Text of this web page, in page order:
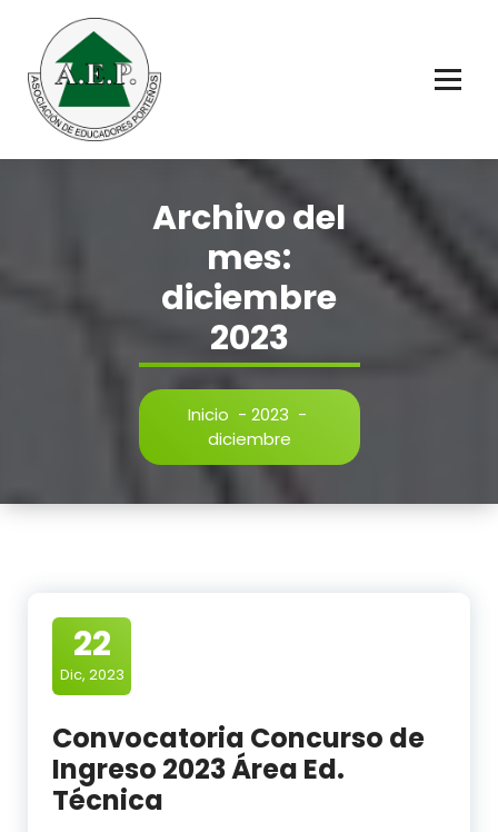
contenido
Archivo del
mes:
diciembre
2023
Inicio - 2023 -
diciembre
22
Dic, 2023
Convocatoria Concurso de
Ingreso 2023 Área Ed.
Técnica